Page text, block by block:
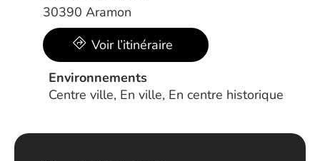
30390 Aramon
Voir l’itinéraire
Environnements
Centre ville, En ville, En centre historique